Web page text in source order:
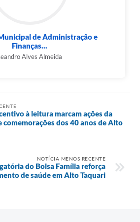
de Administração e
Finanças...
Alves Almeida
à leitura marcam ações da
comemorações dos 40 anos de Alto
NOTÍCIA MENOS RECENTE
do Bolsa Família reforça
de saúde em Alto Taquari